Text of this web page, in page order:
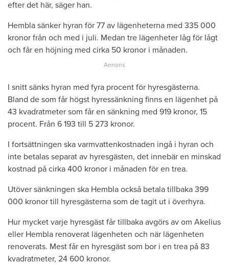
efter det här, säger han.
Hembla sänker hyran för 77 av lägenheterna med 335 000
kronor från och med i juli. Medan tre lägenheter låg för lågt
och får en höjning med cirka 50 kronor i månaden.
I snitt sänks hyran med fyra procent för hyresgästerna.
Bland de som får högst hyressänkning finns en lägenhet på
43 kvadratmeter som får en sänkning med 919 kronor, 15
procent. Från 6 193 till 5 273 kronor.
I fortsättningen ska varmvattenkostnaden ingå i hyran och
inte betalas separat av hyresgästen, det innebär en minskad
kostnad på cirka 400 kronor i månaden för en trea.
Utöver sänkningen ska Hembla också betala tillbaka 399
000 kronor till hyresgästerna som de tagit ut i överhyra.
Hur mycket varje hyresgäst får tillbaka avgörs av om Akelius
eller Hembla renoverat lägenheten och när lägenheten
renoverats. Mest får en hyresgäst som bor i en trea på 83
kvadratmeter, 24 600 kronor.